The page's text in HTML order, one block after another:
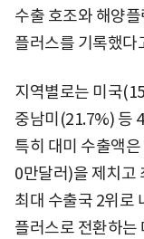
수출 호조와 해양
플러스를 기록했다
지역별로는 미국
중남미(21.7%) 등
특히 대미 수출액
0만달러)을 제치고
최대 수출국 2위로
플러스로 전환하는